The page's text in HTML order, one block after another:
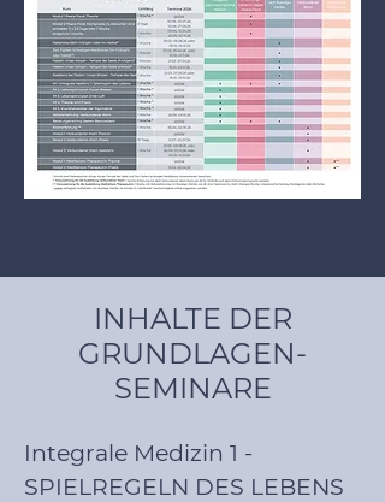
INHALTE DER
GRUNDLAGEN-
SEMINARE
Integrale Medizin 1 -
SPIELREGELN DES LEBENS